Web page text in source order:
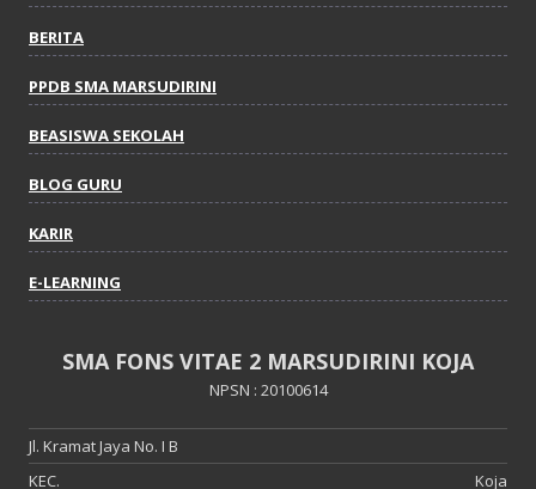
BERITA
PPDB SMA MARSUDIRINI
BEASISWA SEKOLAH
BLOG GURU
KARIR
E-LEARNING
SMA FONS VITAE 2 MARSUDIRINI KOJA
NPSN : 20100614
Jl. Kramat Jaya No. I B
KEC.
Koja